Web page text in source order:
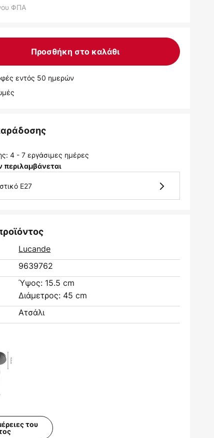
ΦΠΑ
Προσθήκη στο καλάθι
εντός 50 ημερών
4 - 7 εργάσιμες ημέρες
E27
Lucande
9639762
Ύψος: 15.5 cm
Διάμετρος: 45 cm
Ατσάλι
του